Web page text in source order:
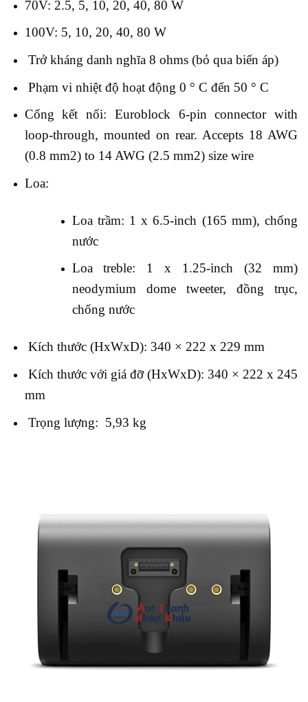
70V: 2.5, 5, 10, 20, 40, 80 W
100V: 5, 10, 20, 40, 80 W
Trở kháng danh nghĩa 8 ohms (bỏ qua biến áp)
Phạm vi nhiệt độ hoạt động 0 ° C đến 50 ° C
Cổng kết nối: Euroblock 6-pin connector with
loop-through, mounted on rear. Accepts 18 AWG
(0.8 mm2) to 14 AWG (2.5 mm2) size wire
Loa:
Loa trầm: 1 x 6.5-inch (165 mm), chống
nước
Loa treble: 1 x 1.25-inch (32 mm)
neodymium dome tweeter, đồng trục,
chống nước
Kích thước (HxWxD): 340 × 222 x 229 mm
Kích thước với giá đỡ (HxWxD): 340 × 222 x 245
mm
Trọng lượng: 5,93 kg